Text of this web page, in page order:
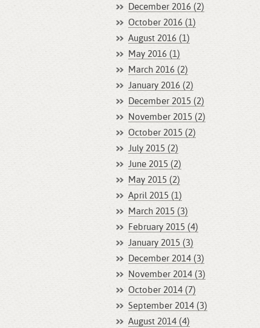
December 2016 (2)
October 2016 (1)
August 2016 (1)
May 2016 (1)
March 2016 (2)
January 2016 (2)
December 2015 (2)
November 2015 (2)
October 2015 (2)
July 2015 (2)
June 2015 (2)
May 2015 (2)
April 2015 (1)
March 2015 (3)
February 2015 (4)
January 2015 (3)
December 2014 (3)
November 2014 (3)
October 2014 (7)
September 2014 (3)
August 2014 (4)